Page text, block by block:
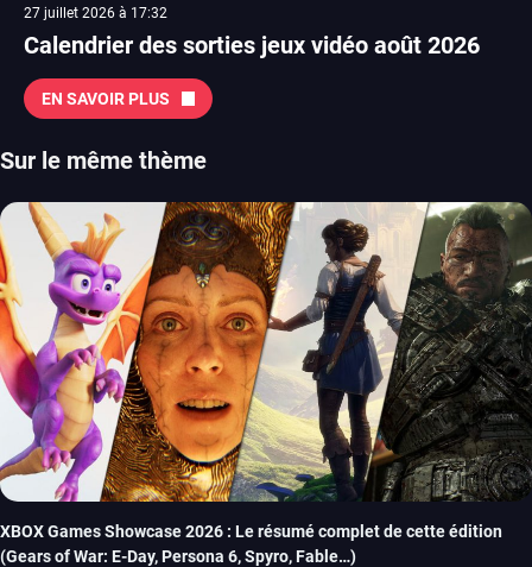
27 juillet 2026 à 17:32
Calendrier des sorties jeux vidéo août 2026
EN SAVOIR PLUS
Sur le même thème
XBOX Games Showcase 2026 : Le résumé complet de cette édition
(Gears of War: E-Day, Persona 6, Spyro, Fable…)